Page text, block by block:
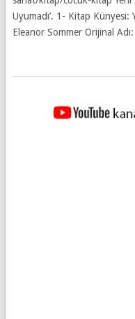
Uyumadı’. 1- Kitap
Eleanor Sommer Orijinal
YAZILAR